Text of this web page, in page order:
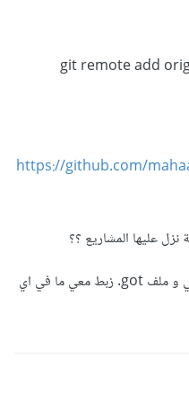
git remote add
https://github.com/
عليها المشاريع ؟؟
+ ما قدرت خلي cmd مدير ما زبط معي و ملف got. زبط معي ما في اي